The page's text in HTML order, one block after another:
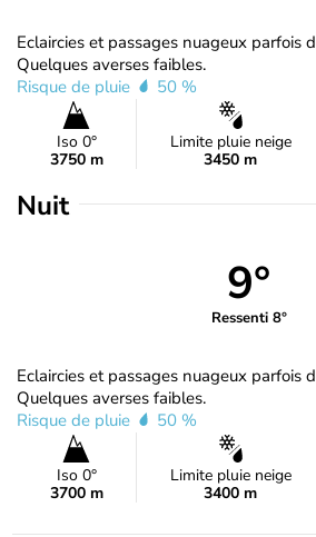
Eclaircies et passages nuageux parfois
Quelques averses faibles.
Risque de pluie
50 %
Iso 0°
3750 m
Limite pluie neige
3450 m
Nuit
9°
Ressenti 8°
Eclaircies et passages nuageux parfois
Quelques averses faibles.
Risque de pluie
50 %
Iso 0°
3700 m
Limite pluie neige
3400 m